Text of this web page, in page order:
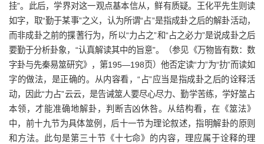
挂”。此后，学界对这一观点基本信从，鲜有质疑。王化平先生则读
如字，取“勤于某事”之义，认为所谓“占”是指成卦之后的解卦活动，
而非成卦之前的揲蓍行为，所以“力占之”和“占之必力”是说成卦之后
要勤于分析卦象，“认真解读其中的旨意”。（参见《万物皆有数：数
字卦与先秦易筮研究》，第195—198页）他否定读“力”为“扐”而读如
字的做法，是正确的。从内容看，“占”应当是指成卦之后的诠释活
动，因此“力占”云云，是告诫筮人要尽心尽力、勤学苦练，学好筮占
本领，才能准确地解卦，判断吉凶休咎。从结构看，在《筮法》
中，前十九节为具体筮例，后十一节为理论叙述，指明解卦的原则
和方法。此句是第三十节《十七命》的内容，理应属于诠释的理